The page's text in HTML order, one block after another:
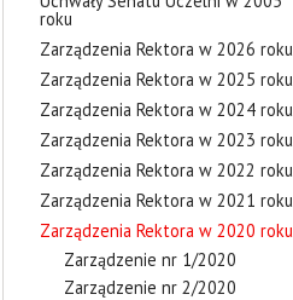
roku
Zarządzenia Rektora w 2026 roku
Zarządzenia Rektora w 2025 roku
Zarządzenia Rektora w 2024 roku
Zarządzenia Rektora w 2023 roku
Zarządzenia Rektora w 2022 roku
Zarządzenia Rektora w 2021 roku
Zarządzenia Rektora w 2020 roku
Zarządzenie nr 1/2020
Zarządzenie nr 2/2020